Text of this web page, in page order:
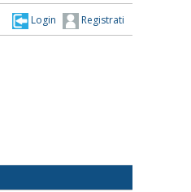
Registrati
Login